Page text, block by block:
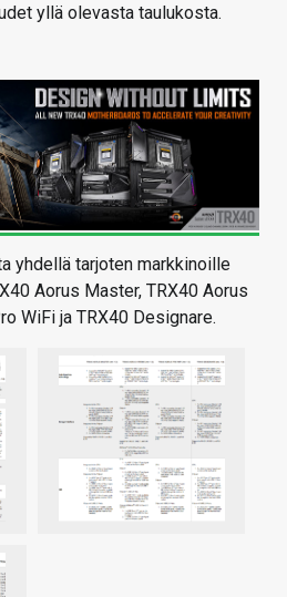
yllä olevasta taulukosta.
yhdellä tarjoten markkinoille
Aorus Master, TRX40 Aorus
WiFi ja TRX40 Designare.